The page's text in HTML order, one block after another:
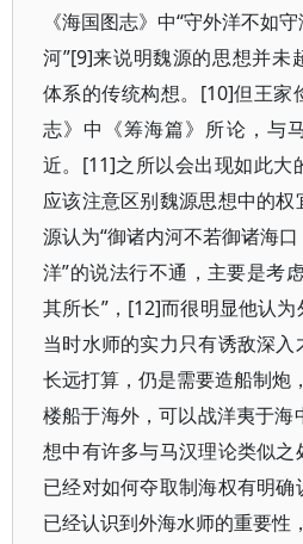
《海国图志》中“守外洋不如
河”[9]来说明魏源的思想并未
体系的传统构想。[10]但王家
志》中《筹海篇》所论，与
近。[11]之所以会出现如此大
应该注意区别魏源思想中的
源认为“御诸内河不若御诸海
洋”的说法行不通，主要是考
其所长”，[12]而很明显他认
当时水师的实力只有诱敌深
长远打算，仍是需要造船制炮
楼船于海外，可以战洋夷于海
想中有许多与马汉理论类似
已经对如何夺取制海权有明
已经认识到外海水师的重要性